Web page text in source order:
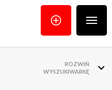
menu
ROZWIŃ
WYSZUKIWARKĘ